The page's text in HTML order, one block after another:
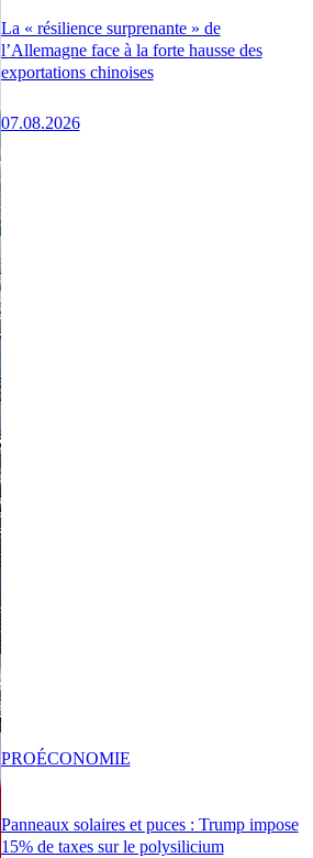
La « résilience surprenante » de
l’Allemagne face à la forte hausse des
exportations chinoises
07.08.2026
Panneaux solaires et puces : Trump impose
15% de taxes sur le polysilicium
PROÉCONOMIE